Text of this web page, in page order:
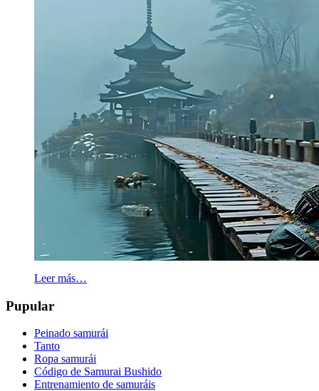
Leer más…
Pupular
Peinado samurái
Tanto
Ropa samurái
Código de Samurai Bushido
Entrenamiento de samuráis